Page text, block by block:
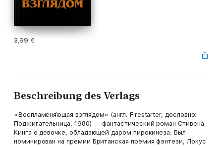
3,99 €
Beschreibung des Verlags
«Воспламеня́ющая взгля́дом» (англ. Firestarter, дословно:
Поджигательница, 1980) — фантастический роман Стивена
Кинга о девочке, обладающей даром пирокинеза. Был
номинирован на премии Британская премия фэнтези, Локус